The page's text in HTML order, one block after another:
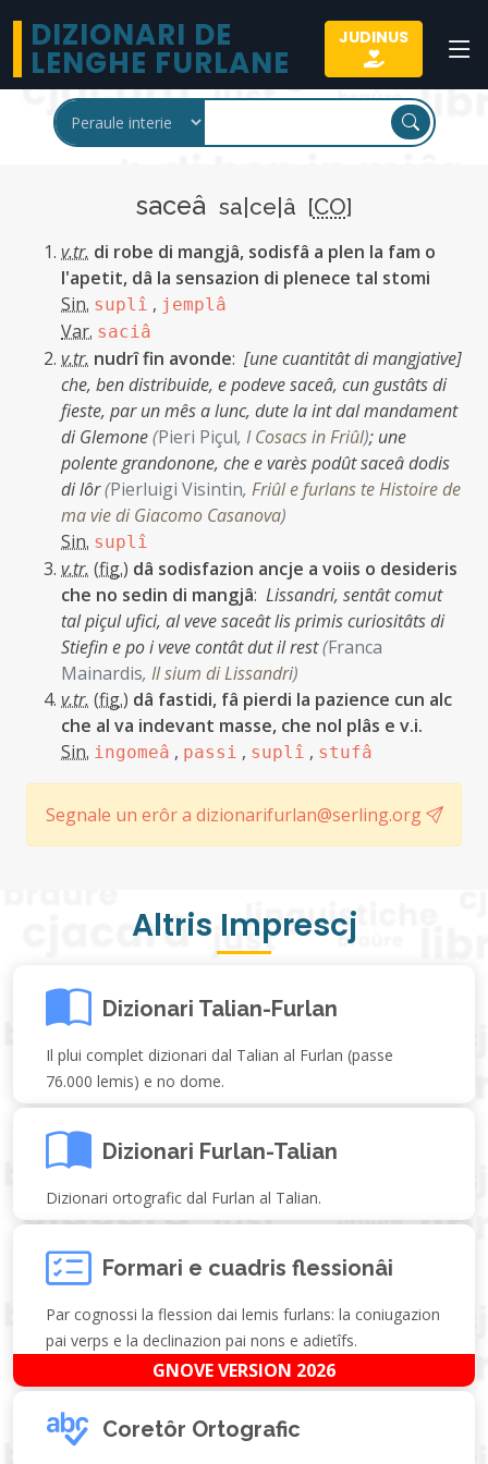
DIZIONARI DE
LENGHE FURLANE
JUDINUS
saceâ sa|ce|â [CO]
v.tr. di robe di mangjâ, sodisfâ a plen la fam o
l'apetit, dâ la sensazion di plenece tal stomi
Sin. suplî , jemplâ
Var. saciâ
v.tr. nudrî fin avonde: [une cuantitât di mangjative]
che, ben distribuide, e podeve saceâ, cun gustâts di
fieste, par un mês a lunc, dute la int dal mandament
di Glemone(Pieri Piçul, I Cosacs in Friûl); une
polente grandonone, che e varès podût saceâ dodis
di lôr(Pierluigi Visintin, Friûl e furlans te Histoire de
ma vie di Giacomo Casanova)
Sin. suplî
v.tr. (fig.) dâ sodisfazion ancje a voiis o desideris
che no sedin di mangjâ: Lissandri, sentât comut
tal piçul ufici, al veve saceât lis primis curiositâts di
Stiefin e po i veve contât dut il rest(Franca
Mainardis, Il sium di Lissandri)
v.tr. (fig.) dâ fastidi, fâ pierdi la pazience cun alc
che al va indevant masse, che nol plâs e v.i.
Sin. ingomeâ , passi , suplî , stufâ
Segnale un erôr a dizionarifurlan@serling.org
Altris Imprescj
Dizionari Talian-Furlan
Il plui complet dizionari dal Talian al Furlan (passe
76.000 lemis) e no dome.
Dizionari Furlan-Talian
Dizionari ortografic dal Furlan al Talian.
Formari e cuadris flessionâi
Par cognossi la flession dai lemis furlans: la coniugazion
pai verps e la declinazion pai nons e adietîfs.
GNOVE VERSION 2026
Coretôr Ortografic